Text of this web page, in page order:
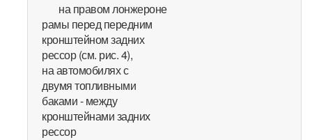
на правом лонжероне
рамы перед передним
кронштейном задних
рессор (см. рис. 4),
на автомобилях с
двумя топливными
баками - между
кронштейнами задних
рессор